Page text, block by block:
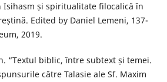
Isihasm și spiritualitate filocalică în
Edited by Daniel Lemeni, 137-
2019.
“Textul biblic, între subtext și temei.
către Talasie ale Sf. Maxim